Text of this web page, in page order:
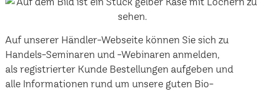
Auf unserer Händler-Webseite können Sie sich zu
Handels-Seminaren und -Webinaren anmelden,
als registrierter Kunde Bestellungen aufgeben und
alle Informationen rund um unsere guten Bio-